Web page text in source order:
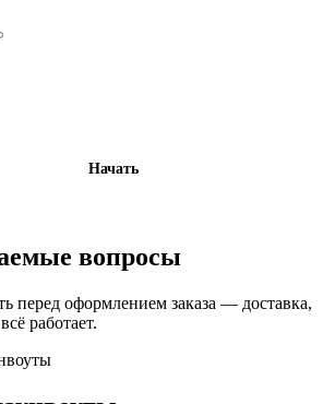
Начать
вопросы
перед оформлением заказа — доставка,
работает.